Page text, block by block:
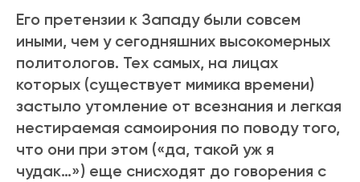
Его претензии к Западу были совсем
иными, чем у сегодняшних высокомерных
политологов. Тех самых, на лицах
которых (существует мимика времени)
застыло утомление от всезнания и легкая
нестираемая самоирония по поводу того,
что они при этом («да, такой уж я
чудак…») еще снисходят до говорения с